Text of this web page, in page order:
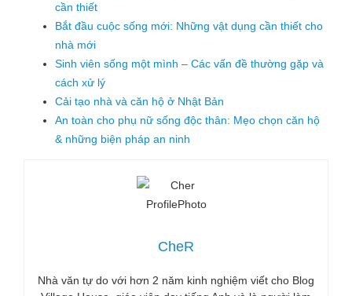
cần thiết
Bắt đầu cuộc sống mới: Những vật dụng cần thiết cho
nhà mới
Sinh viên sống một mình – Các vấn đề thường gặp và
cách xử lý
Cải tạo nhà và căn hộ ở Nhật Bản
An toàn cho phụ nữ sống độc thân: Mẹo chọn căn hộ
& những biện pháp an ninh
CheR
Nhà văn tự do với hơn 2 năm kinh nghiệm viết cho Blog